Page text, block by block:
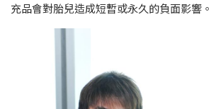
充品會對胎兒造成短暫或永久的負面影響。